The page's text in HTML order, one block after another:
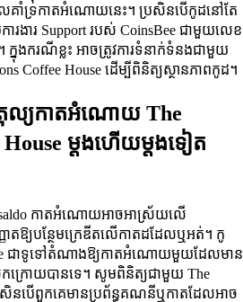
លគាំទ្រកាតអំណោយនេះ។ ប្រសិនបើកូដនៅតែ
រងារ Support របស់ CoinsBee ជាមួយលេខ
ងករណីខ្លះ អាចត្រូវការទំនាក់ទំនងជាមួយ
Coffee House ដើម្បីពិនិត្យស្ថានភាពកូដ។
ល្យកាតអំណោយ The
ម្ដងហើយម្ដងទៀត
កាតអំណោយអាចអាស្រ័យលើ
ឱ្យបន្ថែមក្រេឌីតលើកាតដដែលឬអត់។ កូ
ជាទូទៅតំណាងឱ្យកាតអំណោយមួយដែលមាន
ើកក្រោយបានទេ។ សូមពិនិត្យជាមួយ The
សិនបើពួកគេមានប្រព័ន្ធគណនីឬកាតដែលអាច